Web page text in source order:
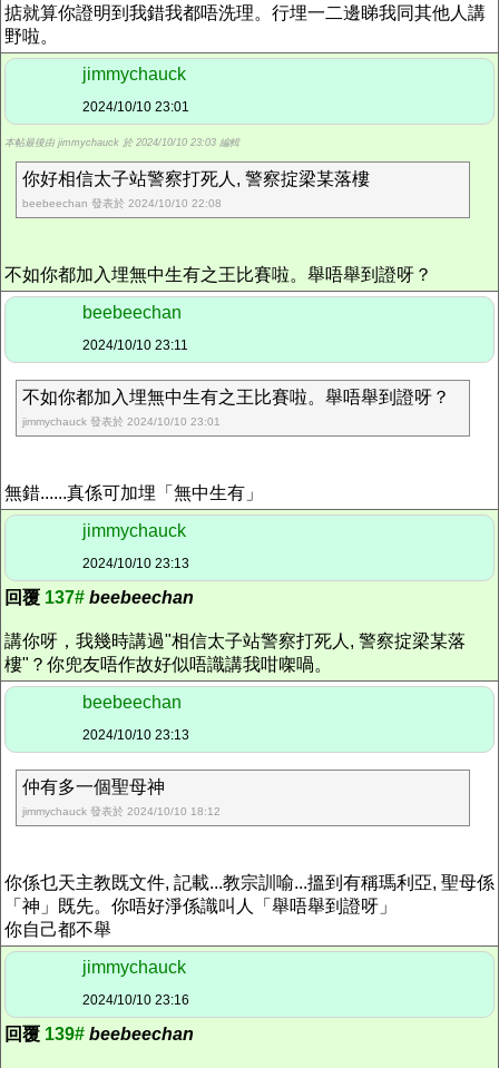
掂就算你證明到我錯我都唔洗理。行埋一二邊睇我同其他人講
野啦。
jimmychauck
2024/10/10 23:01
本帖最後由 jimmychauck 於 2024/10/10 23:03 編輯
你好相信太子站警察打死人, 警察掟梁某落樓
beebeechan 發表於 2024/10/10 22:08
不如你都加入埋無中生有之王比賽啦。舉唔舉到證呀？
beebeechan
2024/10/10 23:11
不如你都加入埋無中生有之王比賽啦。舉唔舉到證呀？
jimmychauck 發表於 2024/10/10 23:01
無錯......真係可加埋「無中生有」
jimmychauck
2024/10/10 23:13
回覆 137# beebeechan
講你呀，我幾時講過"相信太子站警察打死人, 警察掟梁某落
樓"？你兜友唔作故好似唔識講我咁㗎喎。
beebeechan
2024/10/10 23:13
仲有多一個聖母神
jimmychauck 發表於 2024/10/10 18:12
你係乜天主教既文件, 記載...教宗訓喻...搵到有稱瑪利亞, 聖母係
「神」既先。你唔好淨係識叫人「 舉唔舉到證呀」
你自己都不舉
jimmychauck
2024/10/10 23:16
回覆 139# beebeechan